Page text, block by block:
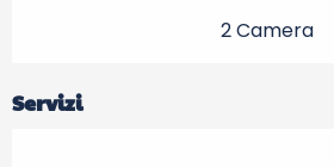
2 Camera
Servizi